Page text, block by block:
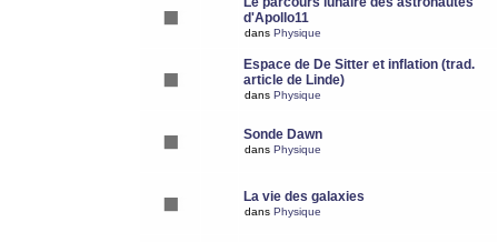
d'Apollo11
dans Physique
Espace de De Sitter et inflation (trad.
article de Linde)
dans Physique
Sonde Dawn
dans Physique
La vie des galaxies
dans Physique